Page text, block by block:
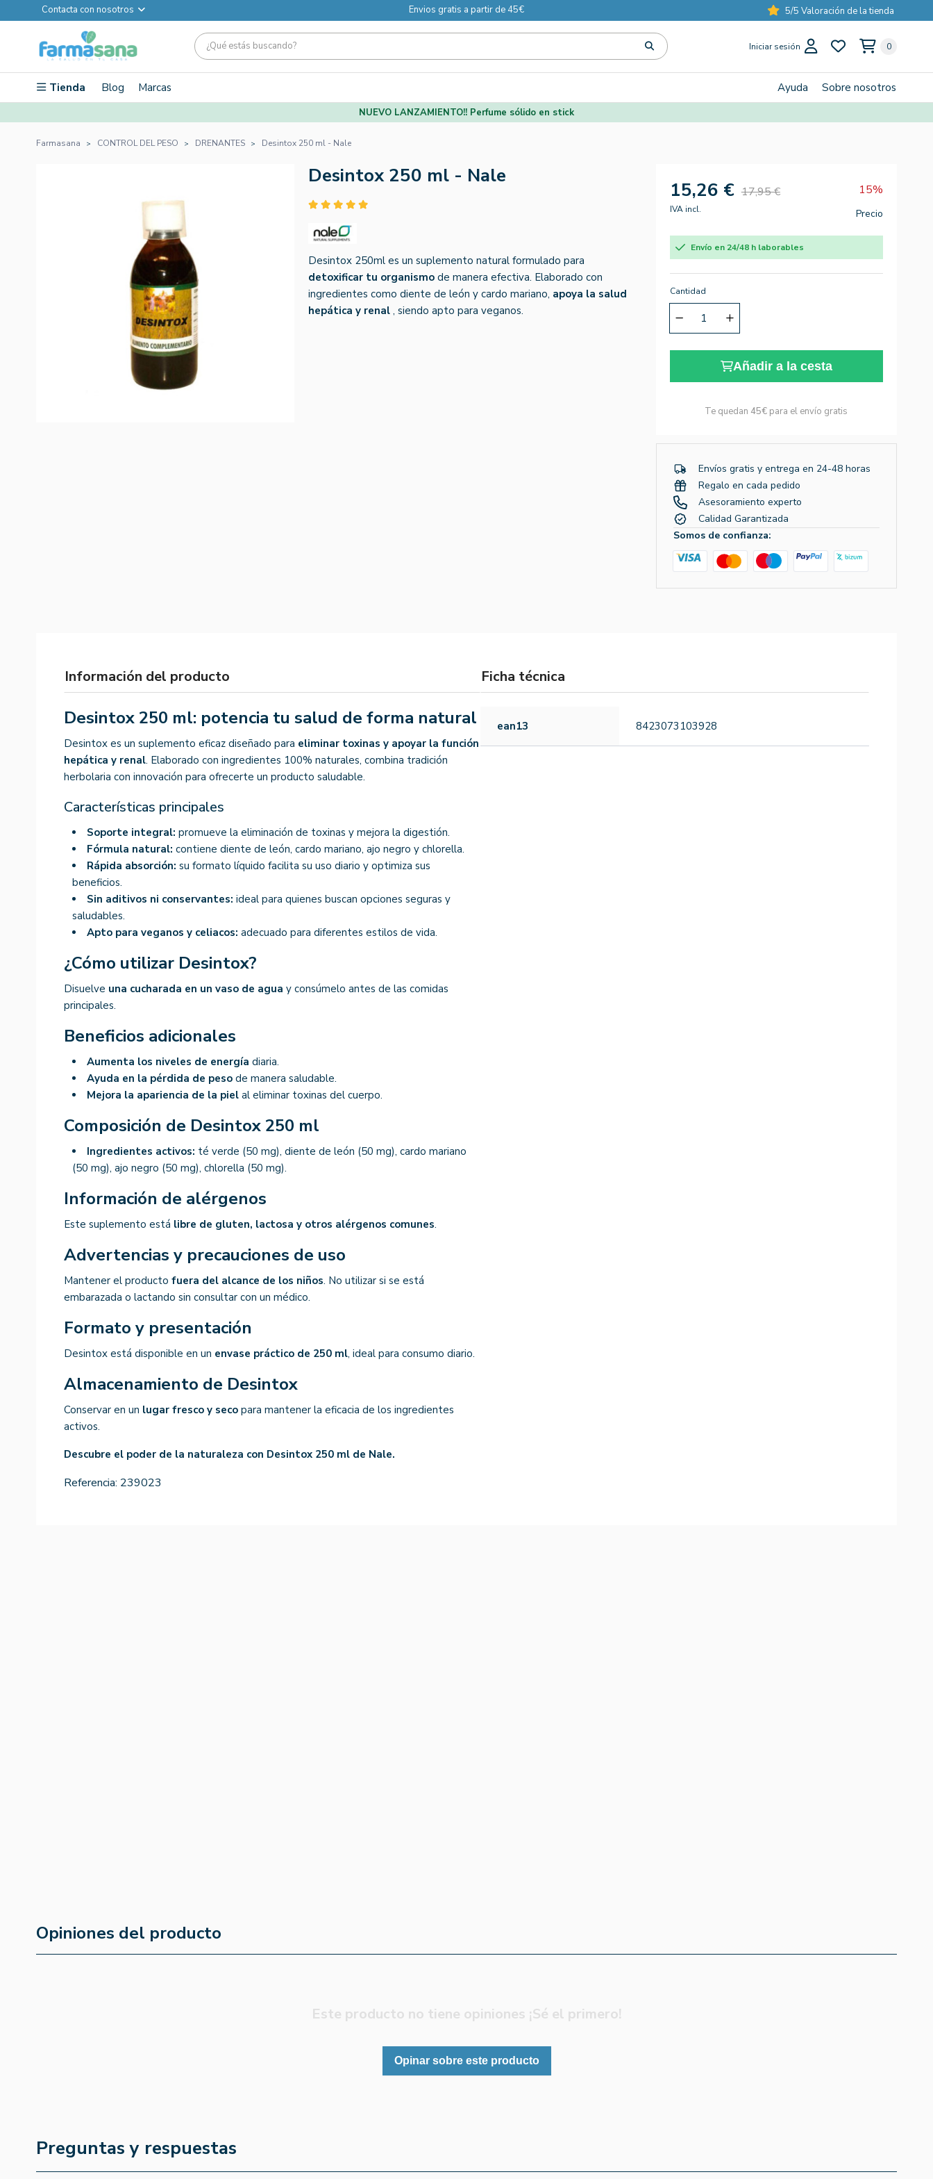
Contacta con nosotros Envios gratis a partir de 45€ 5/5 Valoración de la tienda
Iniciar sesión 0
Tienda Blog Marcas Ayuda Sobre nosotros
NUEVO LANZAMIENTO!! Perfume sólido en stick
Farmasana CONTROL DEL PESO DRENANTES Desintox 250 ml - Nale
Desintox 250 ml - Nale
Desintox 250ml es un suplemento natural formulado para
detoxificar tu organismo de manera efectiva. Elaborado con
ingredientes como diente de león y cardo mariano, apoya la salud
hepática y renal , siendo apto para veganos.
15,26 € 17,95 € 15%
IVA incl. Precio
Envío en 24/48 h laborables
Cantidad
Añadir a la cesta
Te quedan 45€ para el envío gratis
Envíos gratis y entrega en 24-48 horas
Regalo en cada pedido
Asesoramiento experto
Calidad Garantizada
Somos de confianza:
Información del producto
Desintox 250 ml: potencia tu salud de forma natural
Desintox es un suplemento eficaz diseñado para eliminar toxinas y apoyar la función
hepática y renal. Elaborado con ingredientes 100% naturales, combina tradición
herbolaria con innovación para ofrecerte un producto saludable.
Características principales
Soporte integral: promueve la eliminación de toxinas y mejora la digestión.
Fórmula natural: contiene diente de león, cardo mariano, ajo negro y chlorella.
Rápida absorción: su formato líquido facilita su uso diario y optimiza sus
beneficios.
Sin aditivos ni conservantes: ideal para quienes buscan opciones seguras y
saludables.
Apto para veganos y celiacos: adecuado para diferentes estilos de vida.
¿Cómo utilizar Desintox?
Disuelve una cucharada en un vaso de agua y consúmelo antes de las comidas
principales.
Beneficios adicionales
Aumenta los niveles de energía diaria.
Ayuda en la pérdida de peso de manera saludable.
Mejora la apariencia de la piel al eliminar toxinas del cuerpo.
Composición de Desintox 250 ml
Ingredientes activos: té verde (50 mg), diente de león (50 mg), cardo mariano
(50 mg), ajo negro (50 mg), chlorella (50 mg).
Información de alérgenos
Este suplemento está libre de gluten, lactosa y otros alérgenos comunes.
Advertencias y precauciones de uso
Mantener el producto fuera del alcance de los niños. No utilizar si se está
embarazada o lactando sin consultar con un médico.
Formato y presentación
Desintox está disponible en un envase práctico de 250 ml, ideal para consumo diario.
Almacenamiento de Desintox
Conservar en un lugar fresco y seco para mantener la eficacia de los ingredientes
activos.
Descubre el poder de la naturaleza con Desintox 250 ml de Nale.
Referencia: 239023
Ficha técnica
ean13 8423073103928
Opiniones del producto
Este producto no tiene opiniones ¡Sé el primero!
Opinar sobre este producto
Preguntas y respuestas